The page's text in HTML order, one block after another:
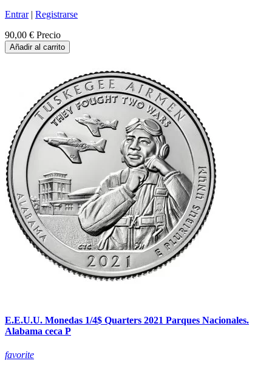
Entrar| Registrarse
90,00 € Precio
Añadir al carrito
E.E.U.U. Monedas 1/4$ Quarters 2021 Parques Nacionales.
Alabama ceca P
favorite